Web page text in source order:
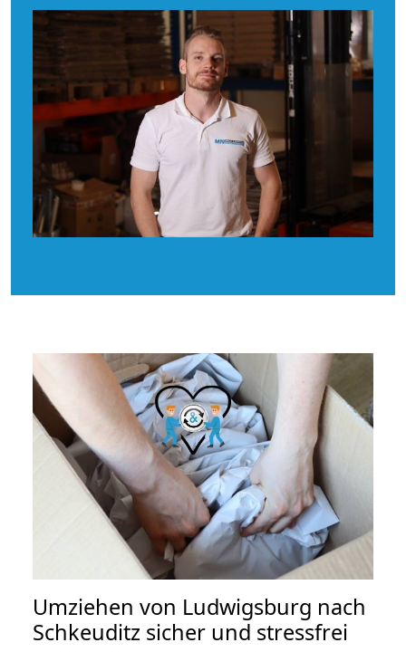
Umziehen von Ludwigsburg nach
Schkeuditz sicher und stressfrei